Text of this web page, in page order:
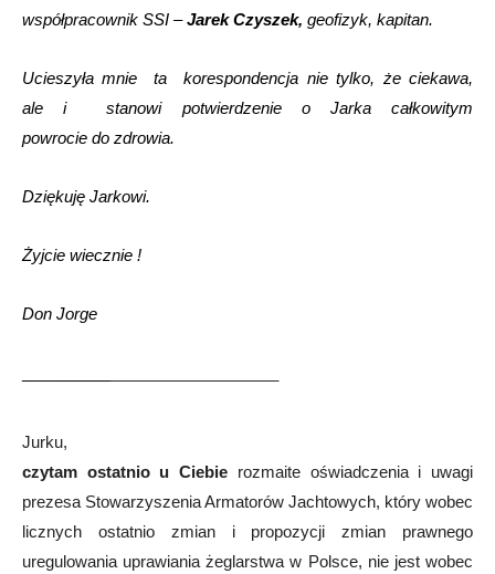
współpracownik SSI –Jarek Czyszek, geofizyk, kapitan.
Ucieszyła mnie ta korespondencja nie tylko, że ciekawa,
ale i stanowi potwierdzenie o Jarka całkowitym
powrocie do zdrowia.
Dziękuję Jarkowi.
Żyjcie wiecznie !
Don Jorge
Jurku,
czytam ostatnio u Ciebie rozmaite oświadczenia i uwagi
prezesa Stowarzyszenia Armatorów Jachtowych, który wobec
licznych ostatnio zmian i propozycji zmian prawnego
uregulowania uprawiania żeglarstwa w Polsce, nie jest wobec